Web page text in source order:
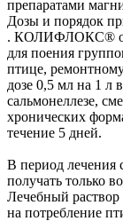
препаратами
Дозы и порядок
. КОЛИФЛОКС®
для поения
птице,
дозе 0,5 мл на 1 л
сальмонеллезе,
хронических
течение 5 дней.
В период лечения
получать только
Лечебный раствор
на потребление